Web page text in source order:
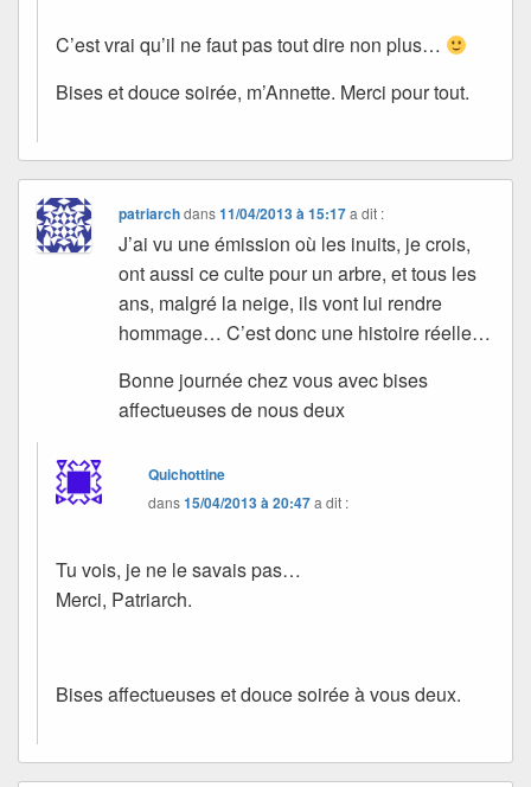
C’est vrai qu’il ne faut pas tout dire non plus…
Bises et douce soirée, m’Annette. Merci pour tout.
patriarchdans11/04/2013 à 15:17 a dit :
J’ai vu une émission où les inuits, je crois,
ont aussi ce culte pour un arbre, et tous les
ans, malgré la neige, ils vont lui rendre
hommage… C’est donc une histoire réelle…
Bonne journée chez vous avec bises
affectueuses de nous deux
Quichottine
dans15/04/2013 à 20:47a dit :
Tu vois, je ne le savais pas…
Merci, Patriarch.
Bises affectueuses et douce soirée à vous deux.